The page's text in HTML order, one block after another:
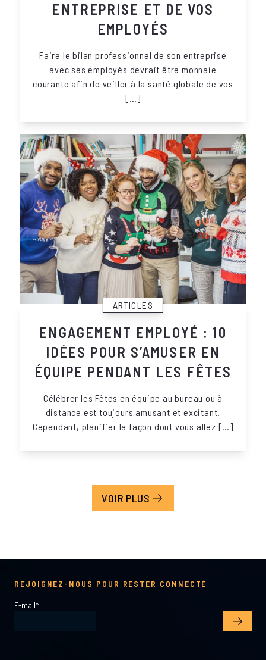
ENTREPRISE ET DE VOS
EMPLOYÉS
Faire le bilan professionnel de son entreprise
avec ses employés devrait être monnaie
courante afin de veiller à la santé globale de vos
[…]
ARTICLES
ENGAGEMENT EMPLOYÉ : 10
IDÉES POUR S’AMUSER EN
ÉQUIPE PENDANT LES FÊTES
Célébrer les Fêtes en équipe au bureau ou à
distance est toujours amusant et excitant.
Cependant, planifier la façon dont vous allez […]
VOIR PLUS
REJOIGNEZ-NOUS POUR RESTER CONNECTÉ
E-mail*